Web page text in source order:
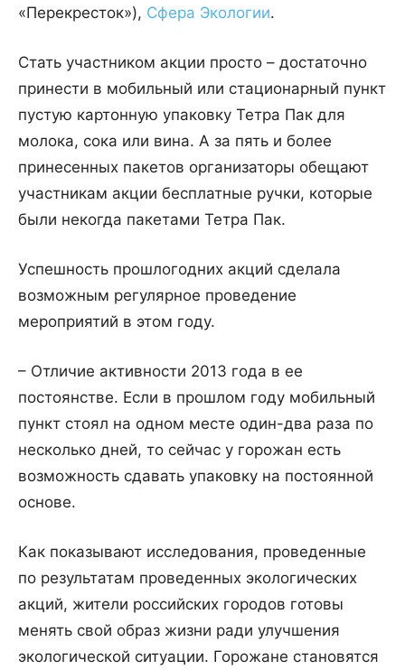
«Перекресток»), Сфера Экологии.
Стать участником акции просто – достаточно
принести в мобильный или стационарный пункт
пустую картонную упаковку Тетра Пак для
молока, сока или вина. А за пять и более
принесенных пакетов организаторы обещают
участникам акции бесплатные ручки, которые
были некогда пакетами Тетра Пак.
Успешность прошлогодних акций сделала
возможным регулярное проведение
мероприятий в этом году.
– Отличие активности 2013 года в ее
постоянстве. Если в прошлом году мобильный
пункт стоял на одном месте один-два раза по
несколько дней, то сейчас у горожан есть
возможность сдавать упаковку на постоянной
основе.
Как показывают исследования, проведенные
по результатам проведенных экологических
акций, жители российских городов готовы
менять свой образ жизни ради улучшения
экологической ситуации. Горожане становятся